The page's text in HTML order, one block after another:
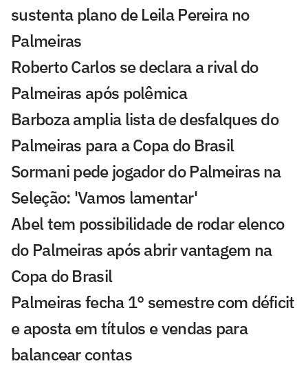
sustenta plano de Leila Pereira no
Palmeiras
Roberto Carlos se declara a rival do
Palmeiras após polêmica
Barboza amplia lista de desfalques do
Palmeiras para a Copa do Brasil
Sormani pede jogador do Palmeiras na
Seleção: 'Vamos lamentar'
Abel tem possibilidade de rodar elenco
do Palmeiras após abrir vantagem na
Copa do Brasil
Palmeiras fecha 1° semestre com déficit
e aposta em títulos e vendas para
balancear contas